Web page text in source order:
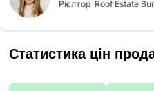
місті. Простора квартира з
вдалим плануванням ідеально
спальні, зонована кухня -
Два додаткових балкони зі
санвузол та велика кладова. Весь
Рієлтор Roof Estate
Статистика цін